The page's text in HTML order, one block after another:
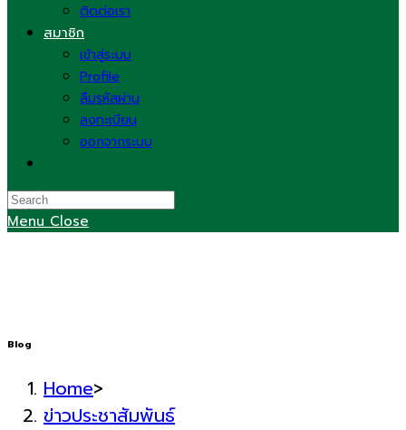
ติดต่อเรา
สมาชิก
เข้าสู่ระบบ
Profile
ลืมรหัสผ่าน
ลงทะเบียน
ออกจากระบบ
search
Menu Close
Blog
Home>
ข่าวประชาสัมพันธ์